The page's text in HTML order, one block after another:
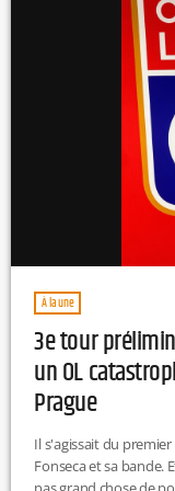
À la une
3e tour
un OL
Prague
Il s'agissait du
Fonseca et sa bande.